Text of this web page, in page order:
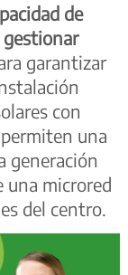
de
garantizar
con
una
generación
una microred
del centro.